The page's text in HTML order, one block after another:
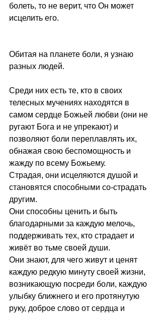
болеть, то не верит, что Он может
исцелить его.
Обитая на планете боли, я узнаю
разных людей.
Среди них есть те, кто в своих
телесных мучениях находятся в
самом сердце Божьей любви (они не
ругают Бога и не упрекают) и
позволяют боли переплавлять их,
обнажая свою беспомощность и
жажду по всему Божьему.
Страдая, они исцеляются душой и
становятся способными со-страдать
другим.
Они способны ценить и быть
благодарными за каждую мелочь,
поддерживать тех, кто страдает и
живёт во тьме своей души.
Они знают, для чего живут и ценят
каждую редкую минуту своей жизни,
возникающую посреди боли, каждую
улыбку ближнего и его протянутую
руку, доброе слово от сердца и